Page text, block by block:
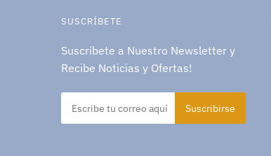
SUSCRÍBETE
Suscríbete a Nuestro Newsletter y
Recibe Noticias y Ofertas!